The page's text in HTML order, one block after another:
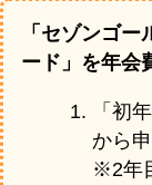
「セゾンゴ
ード」を年会
「初
から
※2年